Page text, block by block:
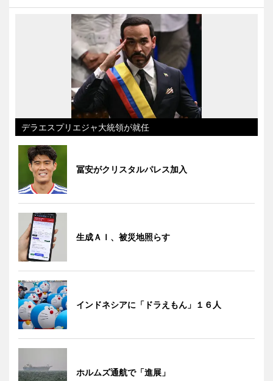
デラエスプリエジャ大統領が就任
冨安がクリスタルパレス加入
生成ＡＩ、被災地照らす
インドネシアに「ドラえもん」１６人
ホルムズ通航で「進展」